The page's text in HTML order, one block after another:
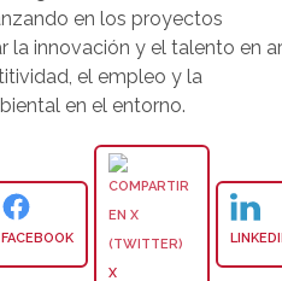
en los proyectos
la innovación y el talento en
el empleo y la
en el entorno.
FACEBOOK
X